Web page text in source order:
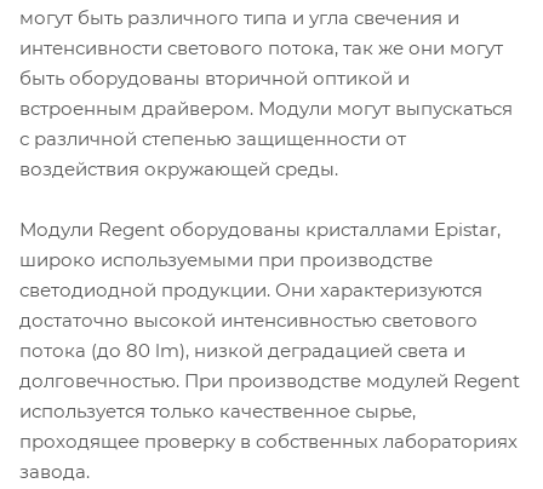
могут быть различного типа и угла свечения и
интенсивности светового потока, так же они могут
быть оборудованы вторичной оптикой и
встроенным драйвером. Модули могут выпускаться
с различной степенью защищенности от
воздействия окружающей среды.
Модули Regent оборудованы кристаллами Epistar,
широко используемыми при производстве
светодиодной продукции. Они характеризуются
достаточно высокой интенсивностью светового
потока (до 80 lm), низкой деградацией света и
долговечностью. При производстве модулей Regent
используется только качественное сырье,
проходящее проверку в собственных лабораториях
завода.